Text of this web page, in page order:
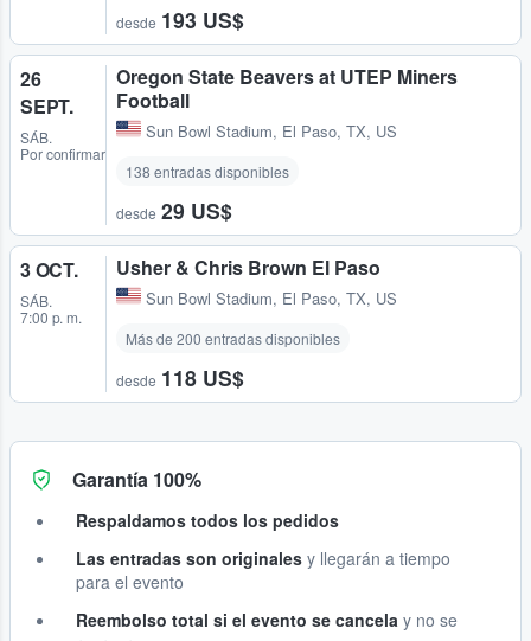
desde 193 US$
26
SEPT.
SÁB.
Por confirmar
Oregon State Beavers at UTEP Miners
Football
Sun Bowl Stadium, El Paso, TX, US
138 entradas disponibles
desde 29 US$
3 OCT.
SÁB.
7:00 p. m.
Usher & Chris Brown El Paso
Sun Bowl Stadium, El Paso, TX, US
Más de 200 entradas disponibles
desde 118 US$
Garantía 100%
Respaldamos todos los pedidos
Las entradas son originales y llegarán a tiempo
para el evento
Reembolso total si el evento se cancela y no se